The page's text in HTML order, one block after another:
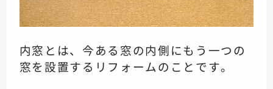
内窓とは、今ある窓の内側にもう一つの
窓を設置するリフォームのことです。